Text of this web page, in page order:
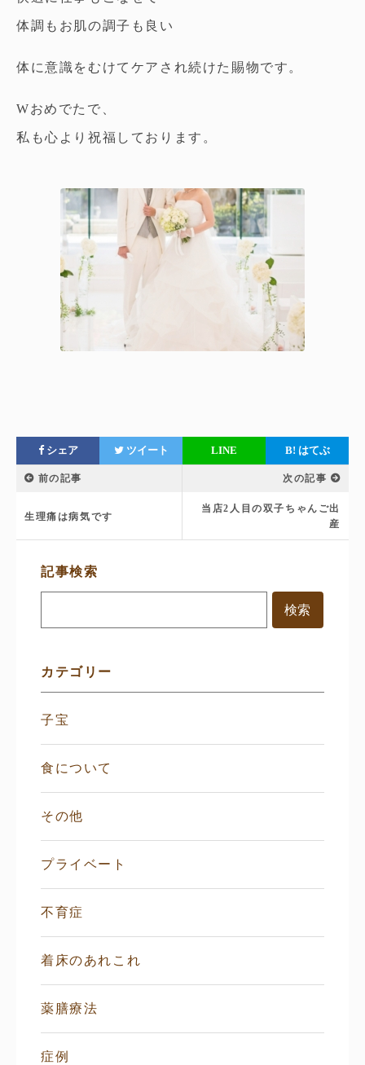
体調もお肌の調子も良い
体に意識をむけてケアされ続けた賜物です。
Wおめでたで、
私も心より祝福しております。
シェア ツイート LINE B! はてぶ
前の記事
生理痛は病気です
次の記事
当店2人目の双子ちゃんご出
産
サ
ニ
記事検索
カテゴリー
子宝
食について
その他
プライベート
不育症
着床のあれこれ
薬膳療法
症例